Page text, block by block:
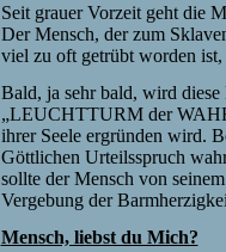
Seit grauer Vorzeit geht die
Der Mensch, der zum
viel zu oft getrübt worden ist,
Bald, ja sehr bald, wird
„LEUCHTTURM der
ihrer Seele ergründen wird.
Göttlichen Urteilsspruch
sollte der Mensch von
Vergebung der
Mensch, liebst du Mich?